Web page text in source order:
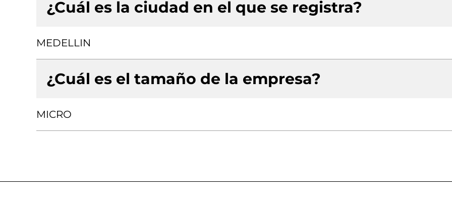
¿Cuál es la ciudad en el que se registra?
MEDELLIN
¿Cuál es el tamaño de la empresa?
MICRO